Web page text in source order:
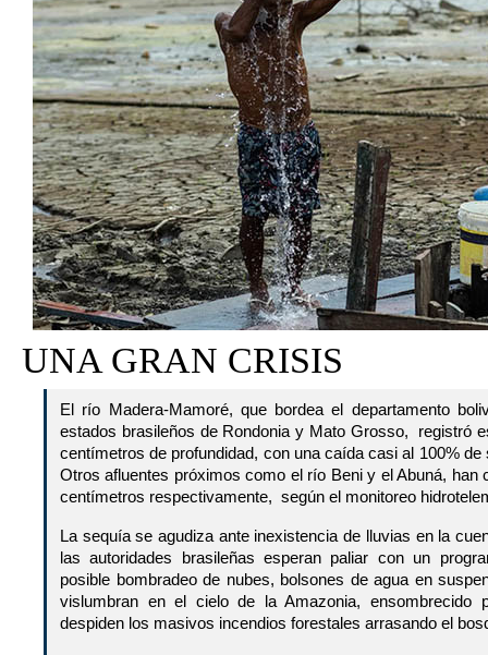
UNA GRAN CRISIS
El río Madera-Mamoré, que bordea el departamento
estados brasileños de Rondonia y Mato Grosso, registró
centímetros de profundidad, con una caída casi al 100%
Otros afluentes próximos como el río Beni y el Abuná, han
centímetros respectivamente, según el monitoreo
La sequía se agudiza ante inexistencia de lluvias en la
las autoridades brasileñas esperan paliar con un
posible bombradeo de nubes, bolsones de agua en
vislumbran en el cielo de la Amazonia, ensombrecido
despiden los masivos incendios forestales arrasando el